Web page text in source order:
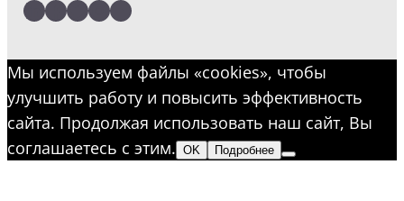
LinkedIn
Facebook
Twitter
Instagram
YouTube
Мы используем файлы «cookies», чтобы
улучшить работу и повысить эффективность
сайта. Продолжая использовать наш сайт, Вы
соглашаетесь с этим. OK Подробнее